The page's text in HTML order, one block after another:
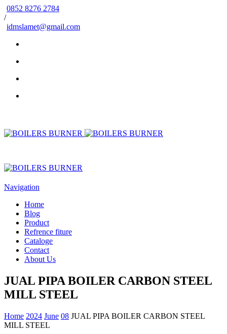
0852 8276 2784
/
idmslamet@gmail.com
Navigation
Home
Blog
Product
Refrence fiture
Cataloge
Contact
About Us
JUAL PIPA BOILER CARBON STEEL
MILL STEEL
Home 2024 June 08 JUAL PIPA BOILER CARBON STEEL
MILL STEEL